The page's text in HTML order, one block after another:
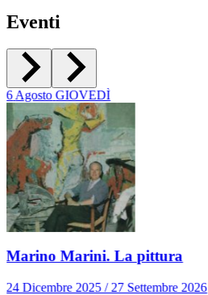
Eventi
6Agosto GIOVEDÌ
Marino Marini. La pittura
24 Dicembre 2025 / 27 Settembre 2026